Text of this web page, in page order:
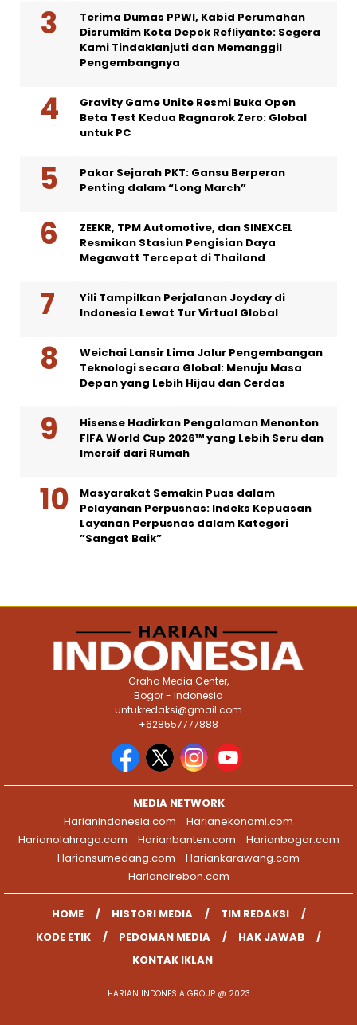
Terima Dumas PPWI, Kabid Perumahan
Disrumkim Kota Depok Refliyanto: Segera
Kami Tindaklanjuti dan Memanggil
Pengembangnya
Gravity Game Unite Resmi Buka Open
Beta Test Kedua Ragnarok Zero: Global
untuk PC
Pakar Sejarah PKT: Gansu Berperan
Penting dalam “Long March”
ZEEKR, TPM Automotive, dan SINEXCEL
Resmikan Stasiun Pengisian Daya
Megawatt Tercepat di Thailand
Yili Tampilkan Perjalanan Joyday di
Indonesia Lewat Tur Virtual Global
Weichai Lansir Lima Jalur Pengembangan
Teknologi secara Global: Menuju Masa
Depan yang Lebih Hijau dan Cerdas
Hisense Hadirkan Pengalaman Menonton
FIFA World Cup 2026™ yang Lebih Seru dan
Imersif dari Rumah
Masyarakat Semakin Puas dalam
Pelayanan Perpusnas: Indeks Kepuasan
Layanan Perpusnas dalam Kategori
”Sangat Baik”
Graha Media Center,
Bogor - Indonesia
untukredaksi@gmail.com
+628557777888
MEDIA NETWORK
Harianindonesia.com
Harianekonomi.com
Harianolahraga.com
Harianbanten.com
Harianbogor.com
Hariansumedang.com
Hariankarawang.com
Hariancirebon.com
HOME HISTORI MEDIA
TIM REDAKSI
KODE ETIK
PEDOMAN MEDIA
HAK JAWAB
KONTAK IKLAN
HARIAN INDONESIA GROUP @ 2023